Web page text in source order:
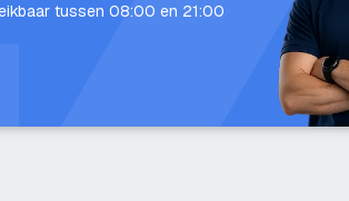
tussen 08:00 en 21:00